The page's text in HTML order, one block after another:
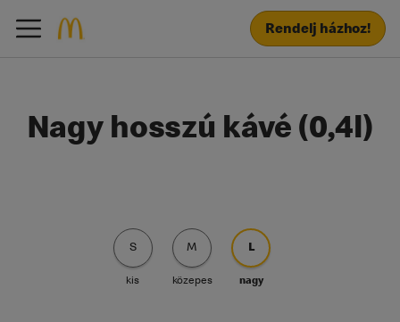
Rendelj házhoz!
Nagy hosszú kávé (0,4l)
S
kis
M
közepes
L
nagy